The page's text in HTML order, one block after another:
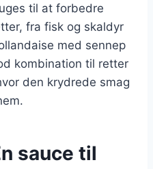
til at forbedre
fra fisk og skaldyr
med sennep
kombination til retter
den krydrede smag
sauce til